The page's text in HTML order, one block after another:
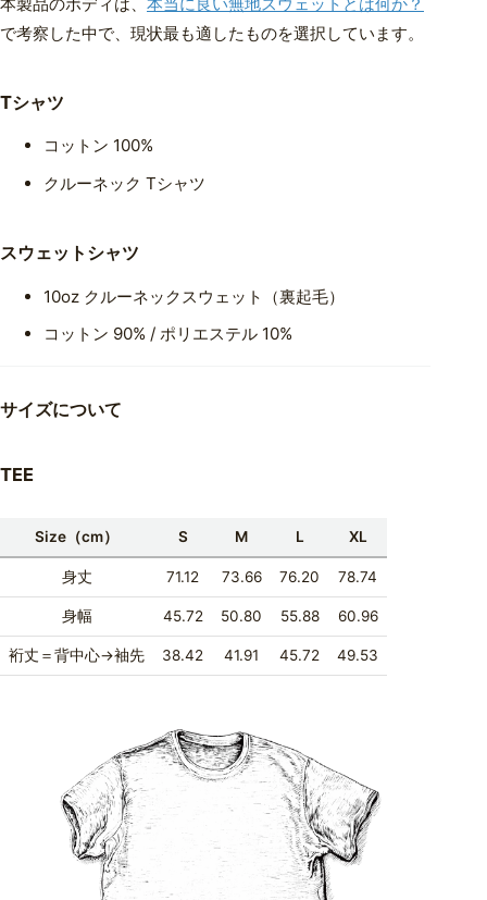
で考察した中で、現状最も適したものを選択しています。
Tシャツ
コットン 100%
クルーネック Tシャツ
スウェットシャツ
10oz クルーネックスウェット（裏起毛）
コットン 90% / ポリエステル 10%
サイズについて
TEE
Size（cm） S M L XL
身丈 71.12 73.66 76.20 78.74
身幅 45.72 50.80 55.88 60.96
裄丈＝背中心→袖先 38.42 41.91 45.72 49.53